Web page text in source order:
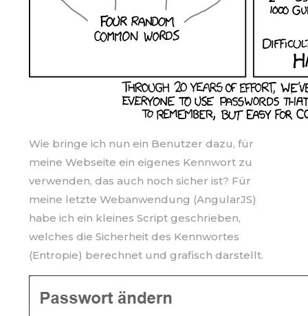
Wie bringe ich nun ein Benutzer dazu, für
meine Webseite ein eigenes Kennwort zu
verwenden, das auch noch sicher ist? Für
meine letzte Webanwendung (AngularJS)
habe ich ein kleines Script geschrieben,
welches die Sicherheit des Kennwortes
(Entropie) berechnet und grafisch darstellt.